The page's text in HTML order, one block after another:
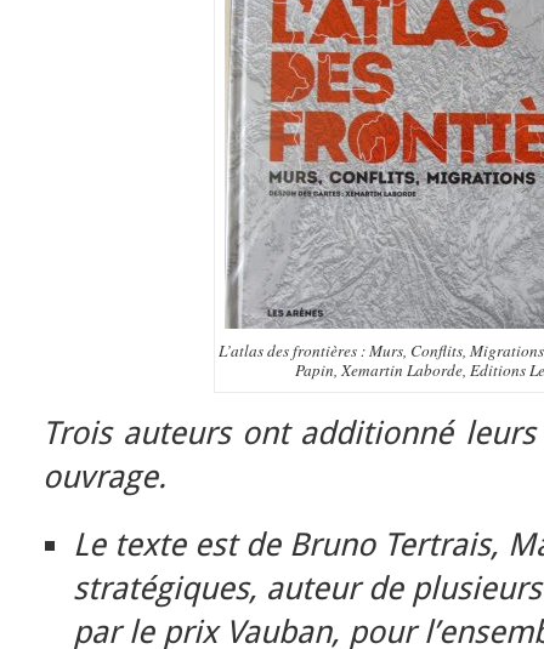
L’atlas des frontières : Murs, Conflits,
Papin, Xemartin Laborde, Editions
Trois auteurs ont additionné
ouvrage.
Le texte est de Bruno Tertrais,
stratégiques, auteur de
par le prix Vauban, pour